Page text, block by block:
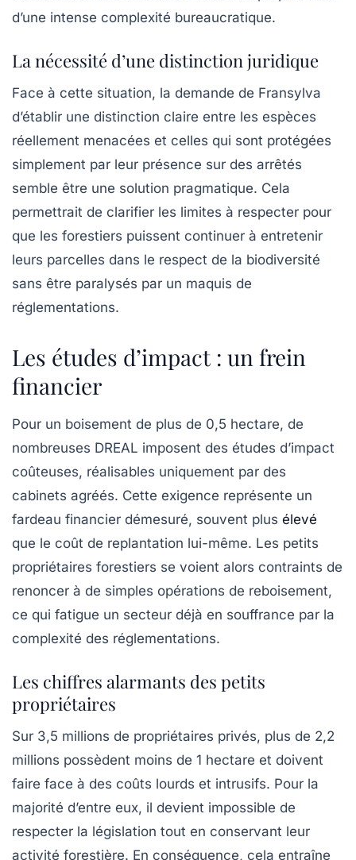
d’une intense complexité bureaucratique.
La nécessité d’une distinction juridique
Face à cette situation, la demande de Fransylva
d’établir une distinction claire entre les espèces
réellement menacées et celles qui sont protégées
simplement par leur présence sur des arrêtés
semble être une solution pragmatique. Cela
permettrait de clarifier les limites à respecter pour
que les forestiers puissent continuer à entretenir
leurs parcelles dans le respect de la biodiversité
sans être paralysés par un maquis de
réglementations.
Les études d’impact : un frein
financier
Pour un boisement de plus de 0,5 hectare, de
nombreuses DREAL imposent des études d’impact
coûteuses, réalisables uniquement par des
cabinets agréés. Cette exigence représente un
fardeau financier démesuré, souvent plus élevé
que le coût de replantation lui-même. Les petits
propriétaires forestiers se voient alors contraints de
renoncer à de simples opérations de reboisement,
ce qui fatigue un secteur déjà en souffrance par la
complexité des réglementations.
Les chiffres alarmants des petits
propriétaires
Sur 3,5 millions de propriétaires privés, plus de 2,2
millions possèdent moins de 1 hectare et doivent
faire face à des coûts lourds et intrusifs. Pour la
majorité d’entre eux, il devient impossible de
respecter la législation tout en conservant leur
activité forestière. En conséquence, cela entraîne